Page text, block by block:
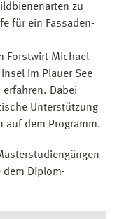
zu
für ein Fassaden-
Forstwirt Michael
im Plauer See
Dabei
Unterstützung
auf dem Programm.
Diplom-